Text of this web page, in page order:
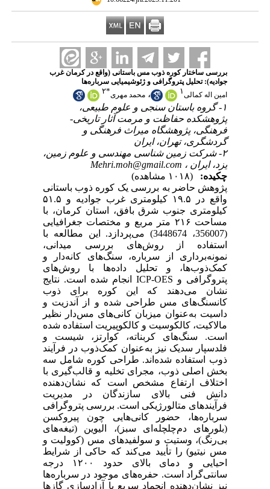
بررسی ساختار کوره ذوب مس باستانی (واقع در کرمان غرب
جوادیه): تحلیل پتروگرافی و ژئوشیمیایی سرباره‌ها
امین اله کمالی۱ ، محمد مهری*۲
۱- گروه باستان سنجی و علوم طبیعی،
پژوهشکده حفاظت و مرمت آثار تاریخی-
فرهنگی، پژوهشگاه میراث فرهنگی و
گردشگری، تهران، ایران
۲- شرکت زمین شناسی مهندسی و علوم زمین،
یزد، ایران ، Mehri.moh@gmail.com
چکیده:
(۱۰۱۸ مشاهده)
پژوهش حاضر به بررسی یک کوره ذوب باستانی
واقع در ۱۹.۵ کیلومتری غرب جوادیه و ۵۱.۵
کیلومتری جنوب شرق بافق، استان کرمان، با
مساحت ۲۱۶ متر مربع و مختصات جغرافیایی
(356007، 3448674) می‌پردازد. این مطالعه با
استفاده از روش‌های بررسی میدانی،
نمونه‌برداری از سرباره، سنگ‌های کانه‌دار و
کمک‌ذوب‌ها، و تحلیل داده‌ها با روش‌های
پتروگرافی و ICP-OES انجام شده است. نتایج
نشان می‌دهند که این کوره برای ذوب
کانسنگ‌های مس طراحی شده و از آندزیت و
داسیت به‌عنوان میزبان کانی‌های مس‌دار نظیر
مالاکیت، کالکوسیت و کالکوپیریت استفاده شده
است. سنگ‌های کربناته، کوارتز، شیست و
فلدسپار سدیک نیز به‌عنوان کمک‌ذوب در فرآیند
ذوب استفاده شده‌اند. طراحی کوره شامل سه
بخش اصلی ذوب، مجرای تخلیه و قالب‌گیری با
اختلاف ارتفاع مشخص است که نشان‌دهنده
دانش فنی بالای سازندگان در مدیریت
فرآیندهای متالورژیکی است. بررسی پتروگرافی
سرباره‌ها، حضور کانی‌هایی چون پیروکسن
(بلورهای دم‌چلچله‌ای سبز)، الیوین (تیغه‌های
بی‌رنگ)، وستیت و سولفیدهای مس (کوولیت و
مس نیتیو) را تأیید می‌کند که حاکی از شرایط
احیایی و دمای بالای حدود ۱۲۰۰ درجه
سانتی‌گراد است. حفره‌های موجود در سرباره‌ها
نیز نشان‌دهنده انجماد سریع یا آزادسازی گازها